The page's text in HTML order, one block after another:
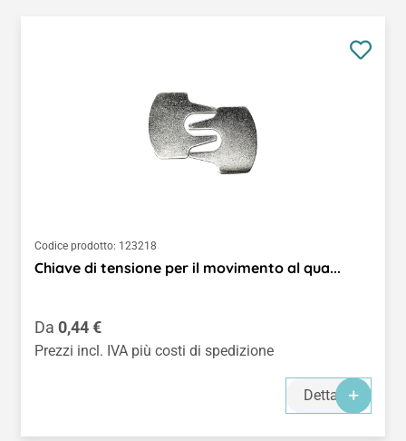
Codice prodotto: 123218
Chiave di tensione per il movimento al qua...
Prezzo normale:
Da 0,44 €
Prezzi incl. IVA più costi di spedizione
Dettagli